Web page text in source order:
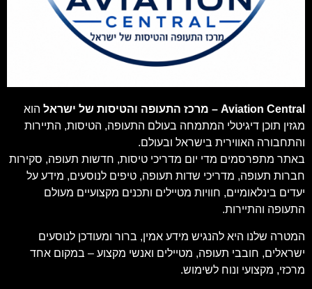
Aviation Central – מרכז התעופה והטיסות של ישראל
הוא
מגזין תוכן דיגיטלי המתמחה בעולם התעופה, הטיסות, התיירות
והתחבורה האווירית בישראל ובעולם.
באתר מתפרסמים מדי יום מדריכי טיסות, חדשות תעופה, סקירות
חברות תעופה, מדריכי שדות תעופה, טיפים לנוסעים, מידע על
יעדים בינלאומיים, חוויות מטיילים ותכנים מקצועיים מעולם
התעופה והתיירות.
המטרה שלנו היא להנגיש מידע אמין, ברור ומעודכן לנוסעים
ישראלים, חובבי תעופה, מטיילים ואנשי מקצוע – במקום אחד
מרכזי, מקצועי ונוח לשימוש.